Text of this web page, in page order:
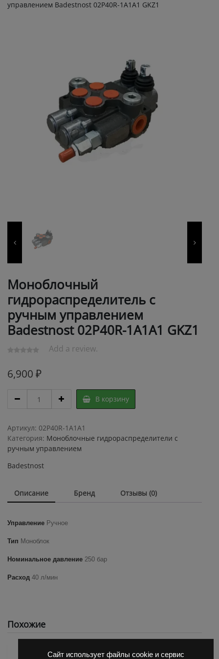
Сайт использует файлы cookie и сервис
управлением Badestnost 02P40R-1A1A1 GKZ1
Моноблочный
гидрораспределитель с
ручным управлением
Badestnost 02P40R-1A1A1 GKZ1
Add a review.
6,900 ₽
Моноблочный
гидрораспределитель
ручным
управлением
Badestnost
02P40R-
1A1A1
В корзину
Артикул: 02P40R-1A1A1
Категория: Моноблочные гидрораспределители с
ручным управлением
Badestnost
Описание Бренд Отзывы (0)
Управление Ручное
Тип Моноблок
Номинальное давление 250 бар
Расход 40 л/мин
Похожие